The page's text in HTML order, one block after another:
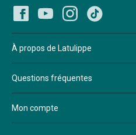
À propos de Latulippe
Questions fréquentes
Mon compte